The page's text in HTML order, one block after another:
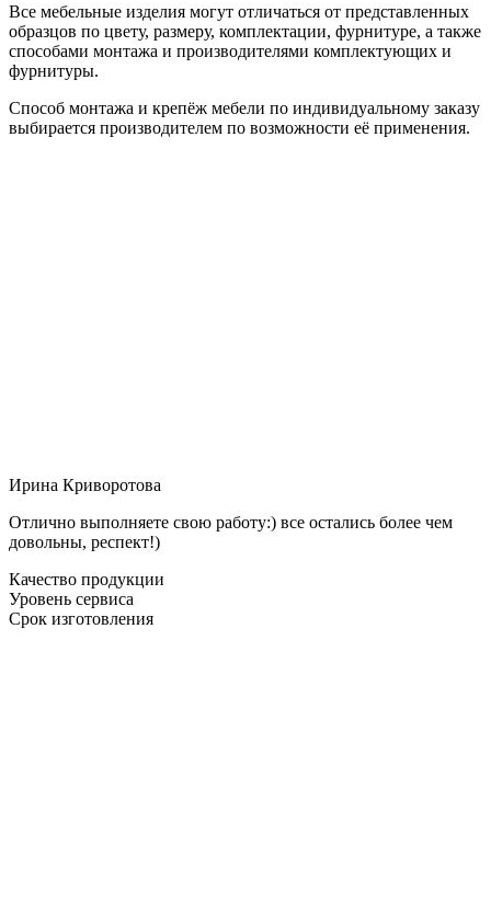
Все мебельные изделия могут отличаться от представленных
образцов по цвету, размеру, комплектации, фурнитуре, а также
способами монтажа и производителями комплектующих и
фурнитуры.
Способ монтажа и крепёж мебели по индивидуальному заказу
выбирается производителем по возможности её применения.
Ирина Криворотова
Отлично выполняете свою работу:) все остались более чем
довольны, респект!)
Качество продукции
Уровень сервиса
Срок изготовления